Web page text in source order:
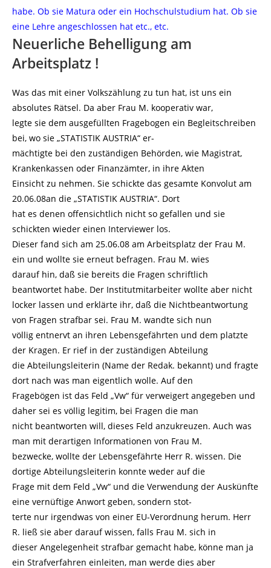
habe. Ob sie Matura oder ein Hochschulstudium hat. Ob sie
eine Lehre angeschlossen hat etc., etc.
Neuerliche Behelligung am
Arbeitsplatz !
Was das mit einer Volkszählung zu tun hat, ist uns ein
absolutes Rätsel. Da aber Frau M. kooperativ war,
legte sie dem ausgefüllten Fragebogen ein Begleitschreiben
bei, wo sie „STATISTIK AUSTRIA“ er-
mächtigte bei den zuständigen Behörden, wie Magistrat,
Krankenkassen oder Finanzämter, in ihre Akten
Einsicht zu nehmen. Sie schickte das gesamte Konvolut am
20.06.08an die „STATISTIK AUSTRIA“. Dort
hat es denen offensichtlich nicht so gefallen und sie
schickten wieder einen Interviewer los.
Dieser fand sich am 25.06.08 am Arbeitsplatz der Frau M.
ein und wollte sie erneut befragen. Frau M. wies
darauf hin, daß sie bereits die Fragen schriftlich
beantwortet habe. Der Institutmitarbeiter wollte aber nicht
locker lassen und erklärte ihr, daß die Nichtbeantwortung
von Fragen strafbar sei. Frau M. wandte sich nun
völlig entnervt an ihren Lebensgefährten und dem platzte
der Kragen. Er rief in der zuständigen Abteilung
die Abteilungsleiterin (Name der Redak. bekannt) und fragte
dort nach was man eigentlich wolle. Auf den
Fragebögen ist das Feld „Vw“ für verweigert angegeben und
daher sei es völlig legitim, bei Fragen die man
nicht beantworten will, dieses Feld anzukreuzen. Auch was
man mit derartigen Informationen von Frau M.
bezwecke, wollte der Lebensgefährte Herr R. wissen. Die
dortige Abteilungsleiterin konnte weder auf die
Frage mit dem Feld „Vw“ und die Verwendung der Auskünfte
eine vernüftige Anwort geben, sondern stot-
terte nur irgendwas von einer EU-Verordnung herum. Herr
R. ließ sie aber darauf wissen, falls Frau M. sich in
dieser Angelegenheit strafbar gemacht habe, könne man ja
ein Strafverfahren einleiten, man werde dies aber